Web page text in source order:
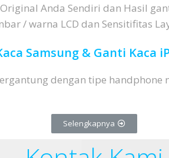
Anda Sendiri dan Hasil
/ warna LCD dan Sensitifitas
Samsung & Ganti Kaca
dengan tipe handphone
Selengkapnya